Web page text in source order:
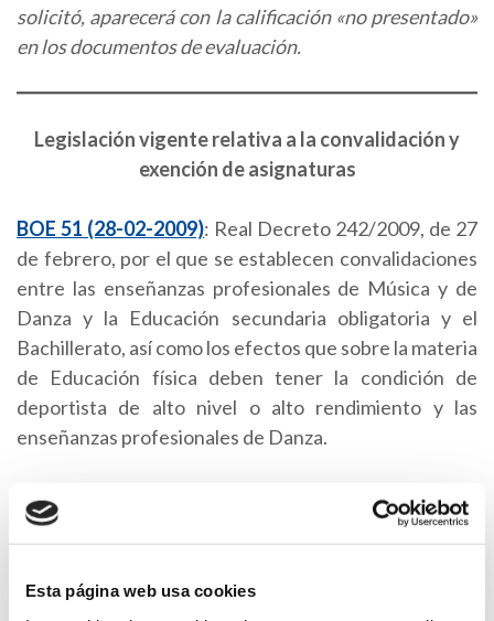
Esta página web usa cookies
solicitó, aparecerá con la calificación «no presentado»
en los documentos de evaluación.
Legislación vigente relativa a la convalidación y
exención de asignaturas
BOE 51 (28-02-2009): Real Decreto 242/2009, de 27
de febrero, por el que se establecen convalidaciones
entre las enseñanzas profesionales de Música y de
Danza y la Educación secundaria obligatoria y el
Bachillerato, así como los efectos que sobre la materia
de Educación física deben tener la condición de
deportista de alto nivel o alto rendimiento y las
enseñanzas profesionales de Danza.
DOCV 6322 (30-07-2010)
: ORDEN 71/2010, de 15
de julio, de la Conselleria de Educación, por la que se
y exención de materias en la Educación Secundaria
Obligatoria y el Bachillerato por parte del alumnado